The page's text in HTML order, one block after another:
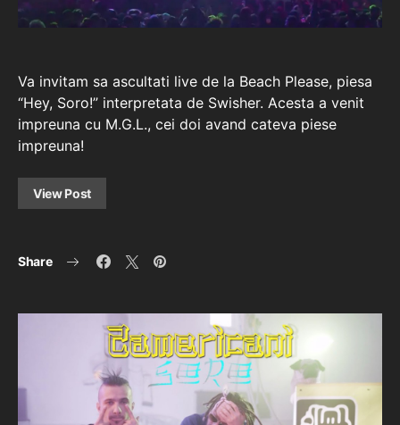
Va invitam sa ascultati live de la Beach Please, piesa
“Hey, Soro!” interpretata de Swisher. Acesta a venit
impreuna cu M.G.L., cei doi avand cateva piese
impreuna!
View Post
Share